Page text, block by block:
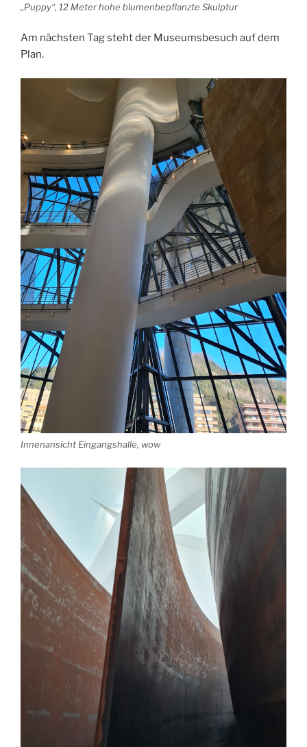
„Puppy“, 12 Meter hohe blumenbepflanzte Skulptur
Am nächsten Tag steht der Museumsbesuch auf dem
Plan.
Innenansicht Eingangshalle, wow